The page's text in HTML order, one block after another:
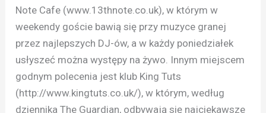
Note Cafe (www.13thnote.co.uk), w którym w
weekendy goście bawią się przy muzyce granej
przez najlepszych DJ-ów, a w każdy poniedziałek
usłyszeć można występy na żywo. Innym miejscem
godnym polecenia jest klub King Tuts
(http://www.kingtuts.co.uk/), w którym, według
dziennika The Guardian, odbywają się najciekawsze